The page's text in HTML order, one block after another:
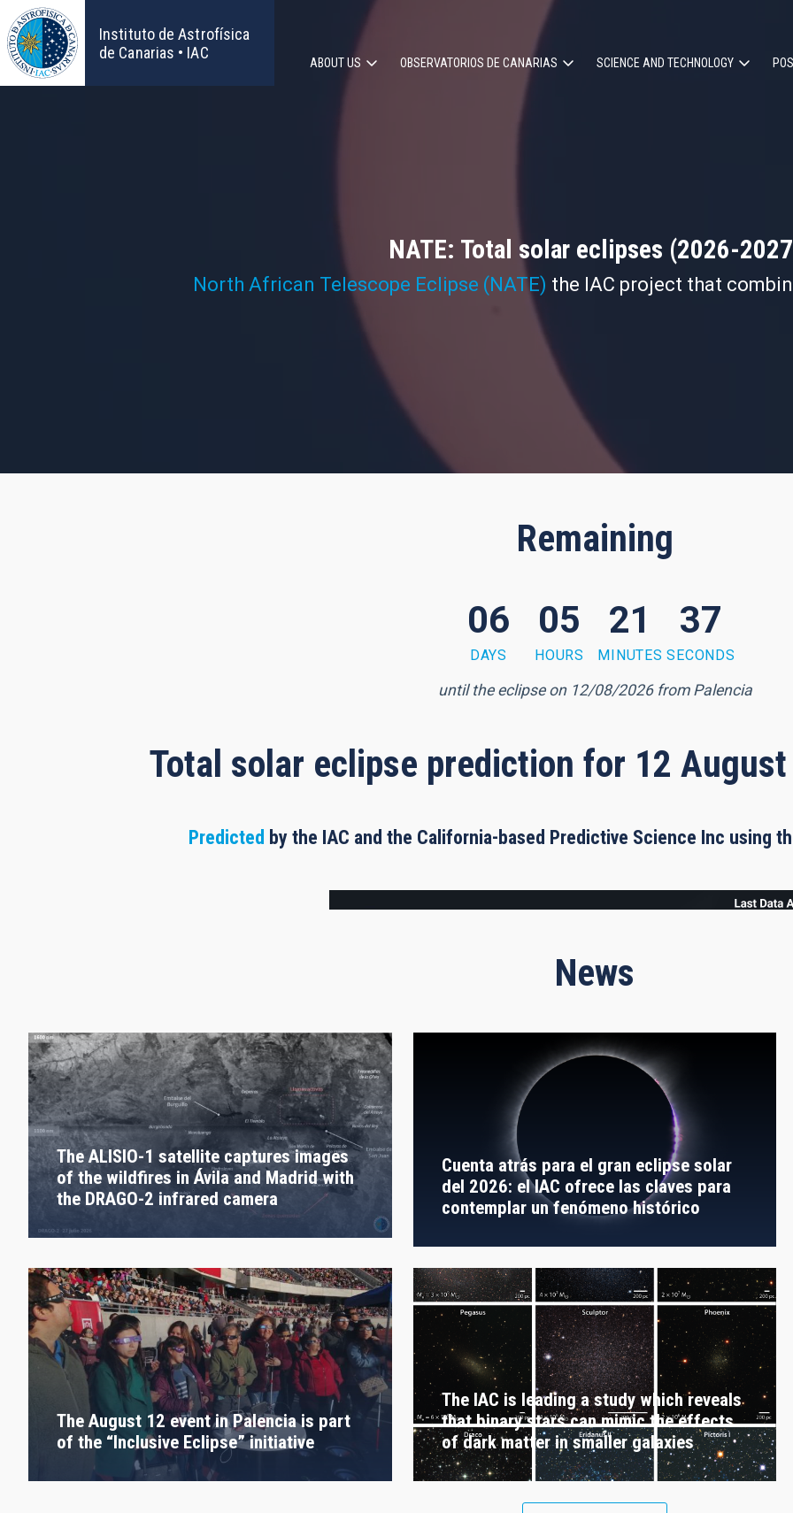
Skip
to
main
content
Instituto de Astrofísica
de Canarias • IAC
Main
ABOUT US OBSERVATORIOS DE CANARIAS SCIENCE AND TECHNOLOGY
NATE: Total solar eclipses (2026-
North African Telescope Eclipse (NATE) the IAC project that
Remaining
06
DAYS
05
HOURS
21
MINUTES
35
SECONDS
until the eclipse on 12/08/2026 from Palencia
Total solar eclipse prediction for 12
Predicted by the IAC and the California-based Predictive Science Inc using
News
The ALISIO-1 satellite captures images
of the wildfires in Ávila and Madrid with
the DRAGO-2 infrared camera
Cuenta atrás para el gran eclipse solar
del 2026: el IAC ofrece las claves para
contemplar un fenómeno histórico
The August 12 event in Palencia is part
of the “Inclusive Eclipse” initiative
The IAC is leading a study which reveals
that binary stars can mimic the effects
of dark matter in smaller galaxies